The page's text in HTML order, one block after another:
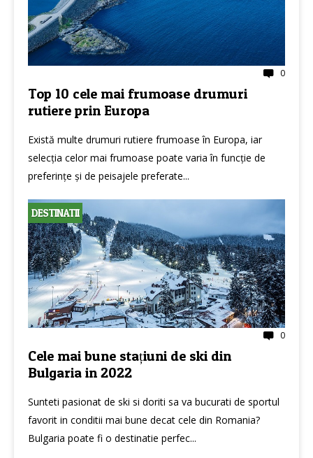
0
Top 10 cele mai frumoase drumuri
rutiere prin Europa
Există multe drumuri rutiere frumoase în Europa, iar
selecția celor mai frumoase poate varia în funcție de
preferințe și de peisajele preferate...
DESTINATII
0
Cele mai bune stațiuni de ski din
Bulgaria in 2022
Sunteti pasionat de ski si doriti sa va bucurati de sportul
favorit in conditii mai bune decat cele din Romania?
Bulgaria poate fi o destinatie perfec...